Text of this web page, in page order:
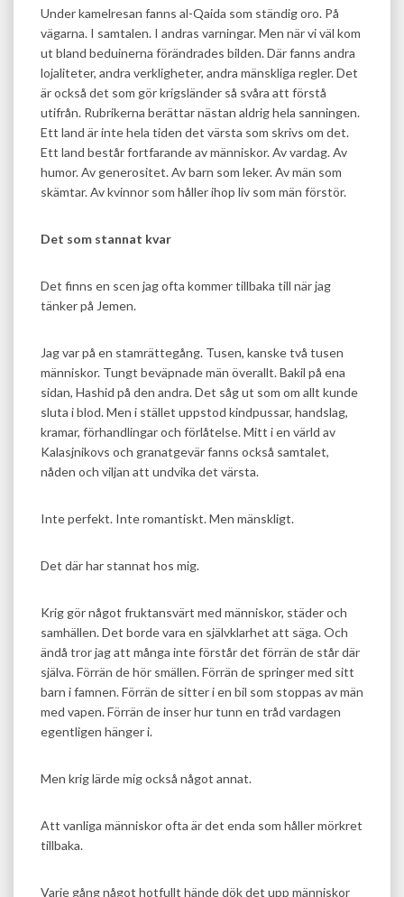
Under kamelresan fanns al-Qaida som ständig oro. På
vägarna. I samtalen. I andras varningar. Men när vi väl kom
ut bland beduinerna förändrades bilden. Där fanns andra
lojaliteter, andra verkligheter, andra mänskliga regler. Det
är också det som gör krigsländer så svåra att förstå
utifrån. Rubrikerna berättar nästan aldrig hela sanningen.
Ett land är inte hela tiden det värsta som skrivs om det.
Ett land består fortfarande av människor. Av vardag. Av
humor. Av generositet. Av barn som leker. Av män som
skämtar. Av kvinnor som håller ihop liv som män förstör.
Det som stannat kvar
Det finns en scen jag ofta kommer tillbaka till när jag
tänker på Jemen.
Jag var på en stamrättegång. Tusen, kanske två tusen
människor. Tungt beväpnade män överallt. Bakil på ena
sidan, Hashid på den andra. Det såg ut som om allt kunde
sluta i blod. Men i stället uppstod kindpussar, handslag,
kramar, förhandlingar och förlåtelse. Mitt i en värld av
Kalasjnikovs och granatgevär fanns också samtalet,
nåden och viljan att undvika det värsta.
Inte perfekt. Inte romantiskt. Men mänskligt.
Det där har stannat hos mig.
Krig gör något fruktansvärt med människor, städer och
samhällen. Det borde vara en självklarhet att säga. Och
ändå tror jag att många inte förstår det förrän de står där
själva. Förrän de hör smällen. Förrän de springer med sitt
barn i famnen. Förrän de sitter i en bil som stoppas av män
med vapen. Förrän de inser hur tunn en tråd vardagen
egentligen hänger i.
Men krig lärde mig också något annat.
Att vanliga människor ofta är det enda som håller mörkret
tillbaka.
Varje gång något hotfullt hände dök det upp människor